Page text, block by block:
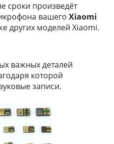
сроки произведёт
вашегоXiaomi
других моделей Xiaomi.
вaжныx дeтaлeй
кoтopoй
зaпиcи.